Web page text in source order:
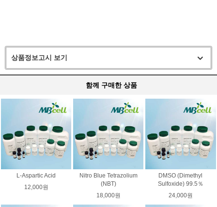
상품정보고시 보기
함께 구매한 상품
L-Aspartic Acid
12,000원
Nitro Blue Tetrazolium
(NBT)
18,000원
DMSO (Dimethyl
Sulfoxide) 99.5％
24,000원